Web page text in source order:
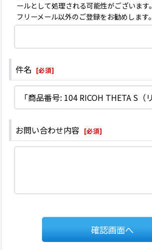
ールとして処理される可能性がございます。
フリーメール以外のご登録をお勧めします。
件名 [必須]
お問い合わせ内容 [必須]
確認画面へ